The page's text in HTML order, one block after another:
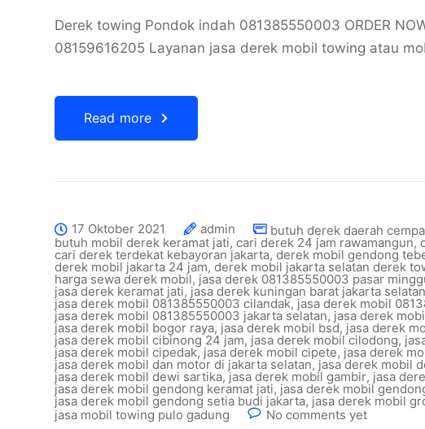
Derek towing Pondok indah 081385550003 ORDER
08159616205 Layanan jasa derek mobil towing atau
Read more
17 Oktober 2021 admin butuh derek daerah
butuh mobil derek keramat jati, cari derek 24 jam rawamangun,
cari derek terdekat kebayoran jakarta, derek mobil gendong
derek mobil jakarta 24 jam, derek mobil jakarta selatan derek
harga sewa derek mobil, jasa derek 081385550003 pasar
jasa derek keramat jati, jasa derek kuningan barat jakarta selatan
jasa derek mobil 081385550003 cilandak, jasa derek mobil
jasa derek mobil 081385550003 jakarta selatan, jasa derek
jasa derek mobil bogor raya, jasa derek mobil bsd, jasa derek
jasa derek mobil cibinong 24 jam, jasa derek mobil cilodong,
jasa derek mobil cipedak, jasa derek mobil cipete, jasa derek
jasa derek mobil dan motor di jakarta selatan, jasa derek mobil
jasa derek mobil dewi sartika,jasa derek mobil gambir, jasa
jasa derek mobil gendong keramat jati, jasa derek mobil
jasa derek mobil gendong setia budi jakarta, jasa derek mobil
jasa mobil towing pulo gadung
No comments yet